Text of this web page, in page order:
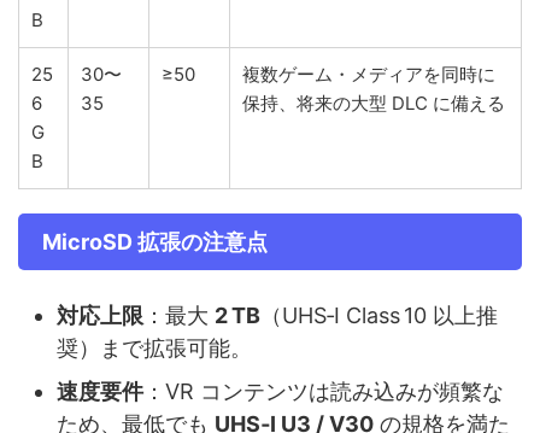
B
25
6
G
B
30〜
35
≥50
複数ゲーム・メディアを同時に
保持、将来の大型 DLC に備える
MicroSD 拡張の注意点
対応上限 ：最大 2 TB （UHS‑I Class 10 以上推
奨）まで拡張可能。
速度要件：VR コンテンツは読み込みが頻繁な
ため、最低でも UHS‑I U3 / V30 の規格を満た